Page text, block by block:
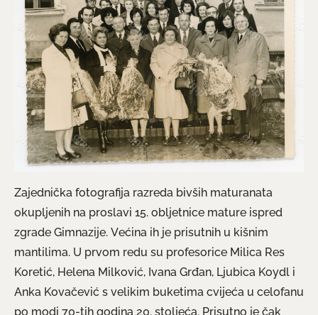
Zajednička fotografija razreda bivših maturanata
okupljenih na proslavi 15. obljetnice mature ispred
zgrade Gimnazije. Većina ih je prisutnih u kišnim
mantilima. U prvom redu su profesorice Milica Res
Koretić, Helena Milković, Ivana Grđan, Ljubica Koydl i
Anka Kovačević s velikim buketima cvijeća u celofanu
po modi 70-tih godina 20. stoljeća. Prisutno je čak